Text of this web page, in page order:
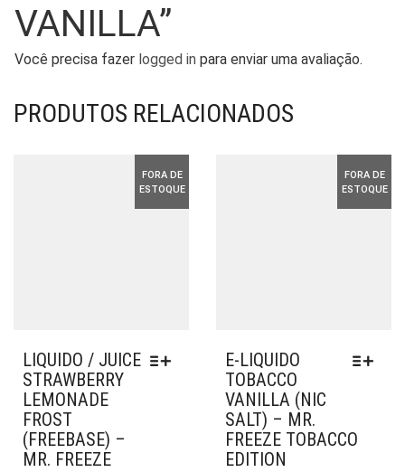
VANILLA”
Você precisa fazer logged in para enviar uma avaliação.
PRODUTOS RELACIONADOS
FORA DE
ESTOQUE
LIQUIDO / JUICE
STRAWBERRY
LEMONADE
FROST
(FREEBASE) –
MR. FREEZE
FORA DE
ESTOQUE
E-LIQUIDO
TOBACCO
VANILLA (NIC
SALT) – MR.
FREEZE TOBACCO
EDITION